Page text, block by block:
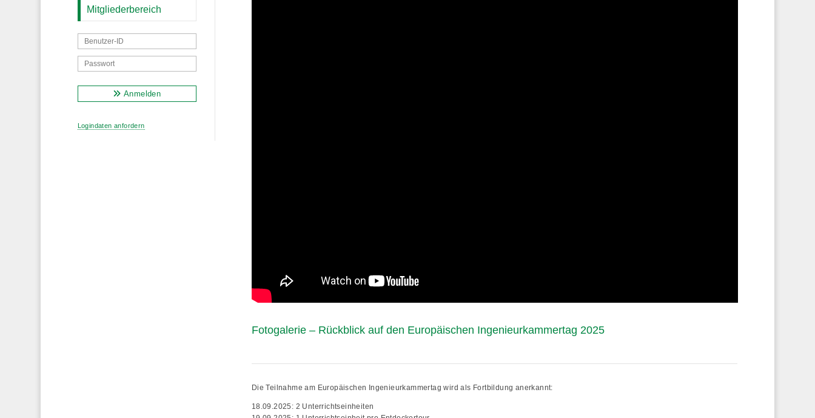
Mitgliederbereich
Anmelden
Logindaten anfordern
Fotogalerie – Rückblick auf den Europäischen Ingenieurkammertag 2025
Die Teilnahme am Europäischen Ingenieurkammertag wird als Fortbildung anerkannt:
18.09.2025: 2 Unterrichtseinheiten